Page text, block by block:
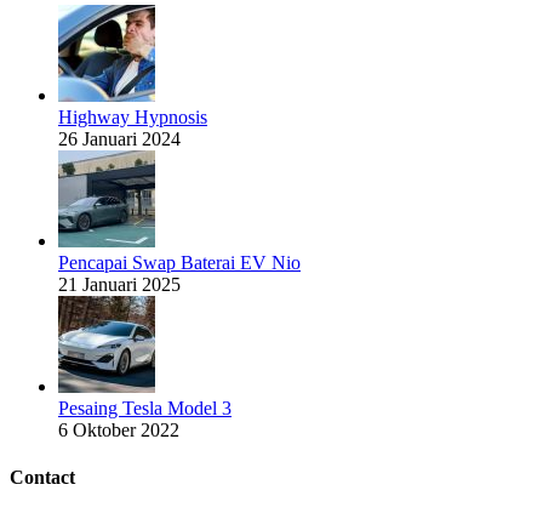
Highway Hypnosis
26 Januari 2024
Pencapai Swap Baterai EV Nio
21 Januari 2025
Pesaing Tesla Model 3
6 Oktober 2022
Contact